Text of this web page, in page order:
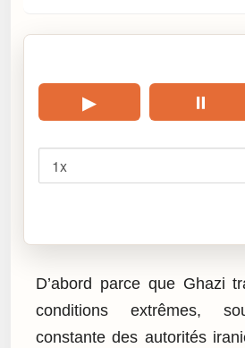
▶ ⏸
D’abord parce que Ghazi
conditions extrêmes,
constante des autorités